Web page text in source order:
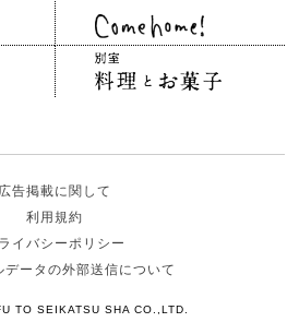
広告掲載に関して
利用規約
イバシーポリシー
データの外部送信について
TO SEIKATSU SHA CO.,LTD.